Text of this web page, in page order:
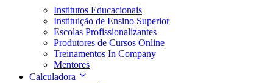
Institutos Educacionais
Instituição de Ensino Superior
Escolas Profissionalizantes
Produtores de Cursos Online
Treinamentos In Company
Mentores
Calculadora